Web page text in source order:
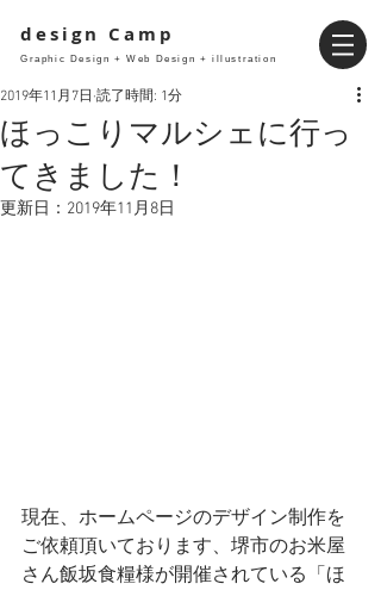
design Camp
Graphic Design + Web Design + illustration
ほっこりマルシェに行っ
てきました！
2019年11月7日 読了時間: 1分
更新日： 2019年11月8日
現在、ホームページのデザイン制作を
ご依頼頂いております、堺市のお米屋
さん飯坂食糧様が開催されている「ほ